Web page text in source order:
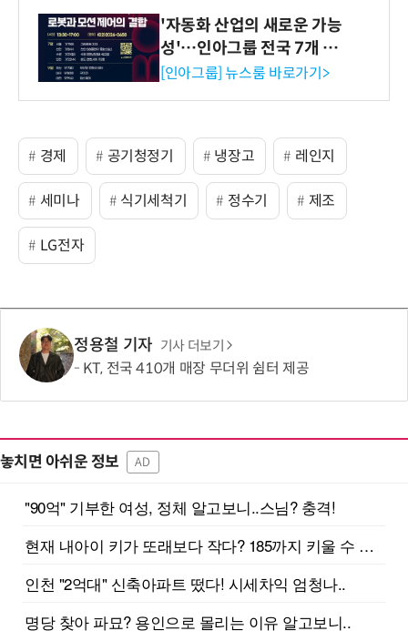
'자동화 산업의 새로운 가능
성'…인아그룹 전국 7개 도
시 세미나 페어 개최
[인아그룹] 뉴스룸 바로가기>
경제 공기청정기 냉장고 레인지
세미나 식기세척기 정수기 제조
LG전자
정용철 기자 기사 더보기
KT, 전국 410개 매장 무더위 쉼터 제공
놓치면 아쉬운 정보 AD